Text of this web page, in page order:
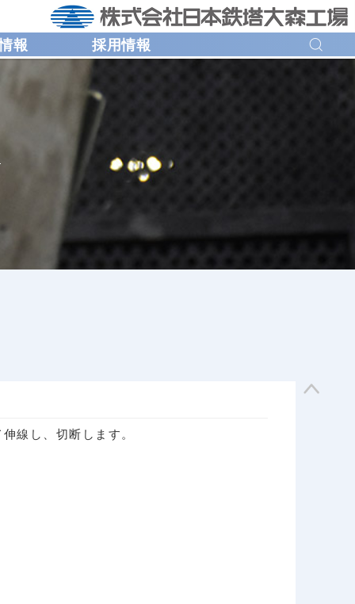
報 採用情報
線し、切断します。